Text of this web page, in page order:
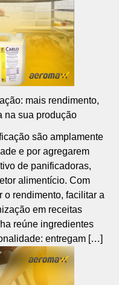
mais rendimento,
na sua produção
são amplamente
e por agregarem
de panificadoras,
alimentício. Com
o rendimento, facilitar a
em receitas
reúne ingredientes
entregam […]